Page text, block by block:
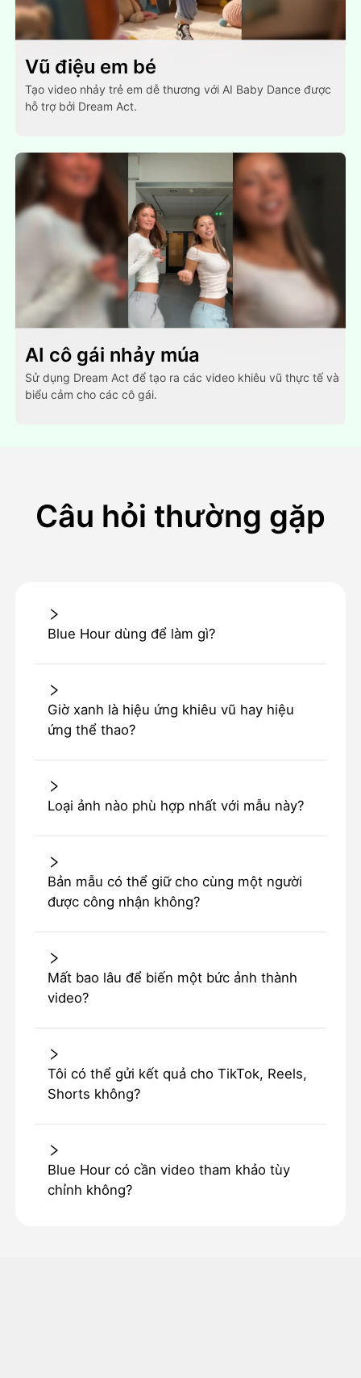
Vũ điệu em bé
Tạo video nhảy trẻ em dễ thương với AI Baby Dance được
hỗ trợ bởi Dream Act.
AI cô gái nhảy múa
Sử dụng Dream Act để tạo ra các video khiêu vũ thực tế và
biểu cảm cho các cô gái.
Câu hỏi thường gặp
Blue Hour dùng để làm gì?
Giờ xanh là hiệu ứng khiêu vũ hay hiệu
ứng thể thao?
Loại ảnh nào phù hợp nhất với mẫu này?
Bản mẫu có thể giữ cho cùng một người
được công nhận không?
Mất bao lâu để biến một bức ảnh thành
video?
Tôi có thể gửi kết quả cho TikTok, Reels,
Shorts không?
Blue Hour có cần video tham khảo tùy
chỉnh không?